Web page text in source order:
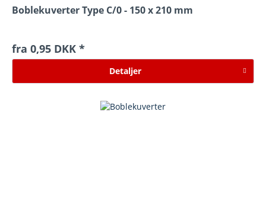
Boblekuverter Type C/0 - 150 x 210 mm
fra 0,95 DKK *
Detaljer